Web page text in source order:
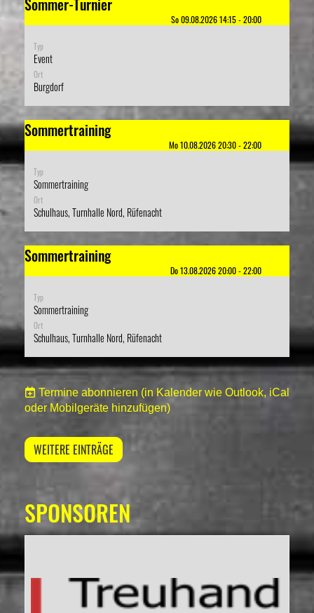
Sommer-Turnier
So 09.08.2026 14:15 - 20:00
Typ
Event
Ort
Burgdorf
Sommertraining
Mo 10.08.2026 20:30 - 22:00
Typ
Sommertraining
Ort
Schulhaus, Turnhalle Nord, Rüfenacht
Sommertraining
Do 13.08.2026 20:00 - 22:00
Typ
Sommertraining
Ort
Schulhaus, Turnhalle Nord, Rüfenacht
Termine abonnieren (in Kalender wie Outlook, iCal
oder Mobilgeräte hinzufügen)
WEITERE EINTRÄGE
SPONSOREN